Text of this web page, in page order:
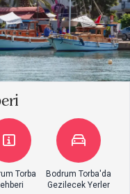
Torba
Bodrum Torba'da
Gezilecek Yerler